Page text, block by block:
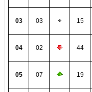
03 03 15
04 02 44
05 07 19